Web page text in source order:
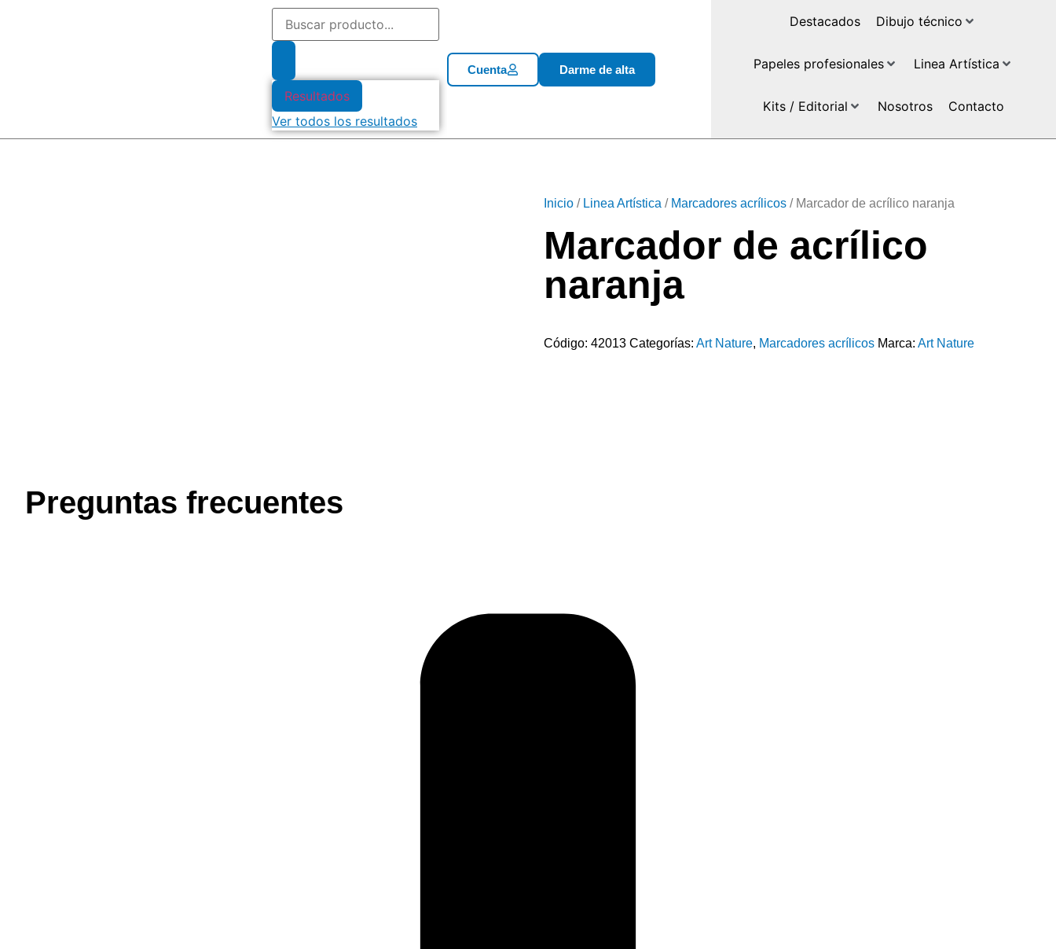
Resultados
Ver todos los resultados
Cuenta Darme de alta
Destacados Dibujo técnico
Papeles profesionales Linea Artística
Kits / Editorial Nosotros Contacto
Inicio / Linea Artística / Marcadores acrílicos / Marcador de acrílico naranja
Marcador de acrílico
naranja
Código: 42013 Categorías: Art Nature, Marcadores acrílicos Marca: Art Nature
Preguntas frecuentes